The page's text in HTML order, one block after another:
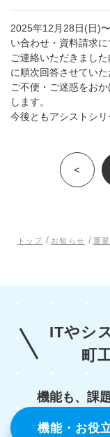
2025年12月28日(日)
い合わせ・資料請求に
ご連絡いただきまし
に順次回答させていた
ご不便・ご迷惑をお
します。
今後ともアシストシリ
<
トップ / お知らせ / 重
ITやシ
町
機能も、課
機能・お役